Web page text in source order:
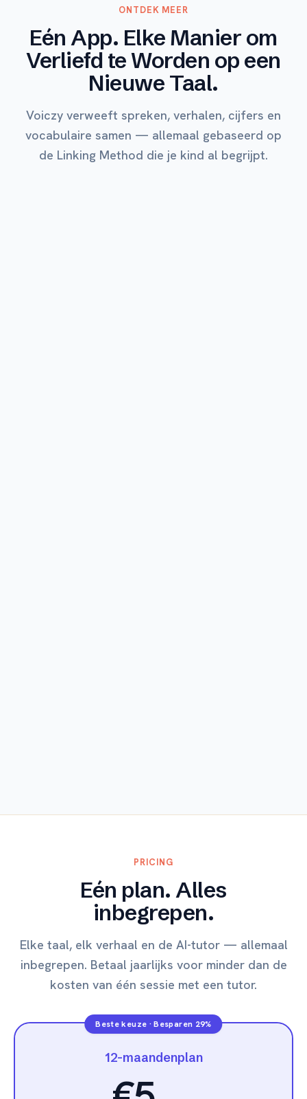
ONTDEK MEER
Eén App. Elke Manier om
Verliefd te Worden op een
Nieuwe Taal.
Voiczy verweeft spreken, verhalen, cijfers en
vocabulaire samen — allemaal gebaseerd op
de Linking Method die je kind al begrijpt.
PRICING
Eén plan. Alles
inbegrepen.
Elke taal, elk verhaal en de AI-tutor — allemaal
inbegrepen. Betaal jaarlijks voor minder dan de
kosten van één sessie met een tutor.
Beste keuze · Besparen 29%
12-maandenplan